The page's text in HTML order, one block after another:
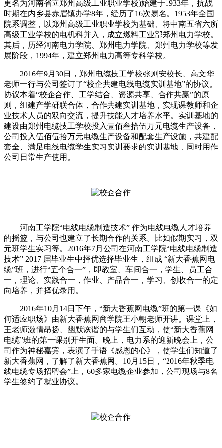
更名为河南省立郑州高级工业职业学校)始建于1933年，抗战
时期在内乡县赤眉镇办学8年，经历了16次易名。1953年全国
院系调整，以郑州高级工业职业学校为基础、将中南五省六所
高级工业学校的电机科并入，成立燃料工业部郑州电力学校。
其后，历经河南电力学院、郑州电力学院、郑州电力学校等发
展阶段，1994年，建立郑州电力高等专科学校。
2016年9月30日，郑州电缆技工学校张则安校长、高文华
老师一行与公司签订了“校企共建电线电缆实训基地”的协议。
协议本着“校企合作、工学结合、资源共享、合作共赢”的原
则，组建产学研联合体，合作共建实训基地，实现课教师和企
业技术人员的双向交流，提升技能人才培养水平。实训基地的
建设由郑州电缆技工学校投入壹佰叁拾伍万元电缆生产设备，
公司投入伍佰伍拾万元电缆生产设备和配套生产设施，共建配
套全、满足电线电缆学生实习实训要求的实训基地，同时用作
公司日常生产使用。
河南工学院“电线电缆制造技术” 作为电线电缆人才培养
的摇篮，与公司也建立了长期合作的关系。比如假期实习，双
元班学生实习等。2016年7月公司在河南工学院“电线电缆制造
技术” 2017 届毕业生中择优选择毕业生，组成 “新大香蕉网电
缆”班，进行“五个合一”，即教室、车间合一，学生、员工合
一，理论、实践合一，作业、产品合一，学习、创收合一的定
向培养，并择优录用。
2016年10月14日下午，“新大香蕉网电缆”班的第一课《如
何适应职场》由新大香蕉网商学院王小朝老师开讲。课堂上，
王老师激情昂扬、幽默诙谐的与学生们互动，使“新大香蕉网
电缆”班的第一课别开生面。晚上，电力系的迎新晚会上，公
司作为神秘嘉宾，表演了手语《感恩的心》，使学生们知道了
新大香蕉网，了解了新大香蕉网。10月15日，“2016年秋季电
线电缆专场招聘会”上，60多家电缆企业参加，公司现场与8名
学生签约了就业协议。